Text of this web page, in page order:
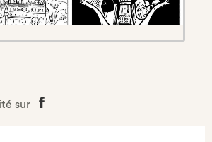
sur
Partager